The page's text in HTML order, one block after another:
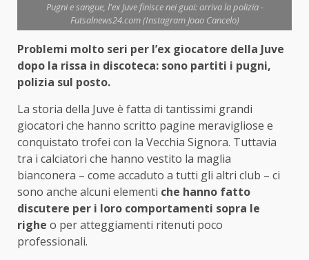
Pugni e sangue, l'ex Juve finisce nei guai: arriva la polizia -
Futsalnews24.com (Instagram Joao Cancelo)
Problemi molto seri per l’ex giocatore della Juve
dopo la rissa in discoteca: sono partiti i pugni,
polizia sul posto.
La storia della Juve è fatta di tantissimi grandi
giocatori che hanno scritto pagine meravigliose e
conquistato trofei con la Vecchia Signora. Tuttavia
tra i calciatori che hanno vestito la maglia
bianconera – come accaduto a tutti gli altri club – ci
sono anche alcuni elementi che hanno fatto
discutere per i loro comportamenti sopra le
righe o per atteggiamenti ritenuti poco
professionali.